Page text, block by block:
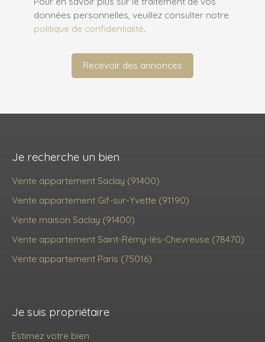
données personnelles, veuillez consulter notre
politique de confidentialité.
Recevoir des annonces
Je recherche un bien
Vente appartement Saclay (91400)
Vente appartement Gif-sur-Yvette (91190)
Vente maison Saclay (91400)
Vente appartement Saint-Rémy-lès-Chevreuse (78470)
Vente appartement Paris (75016)
Je suis propriétaire
Estimez votre bien